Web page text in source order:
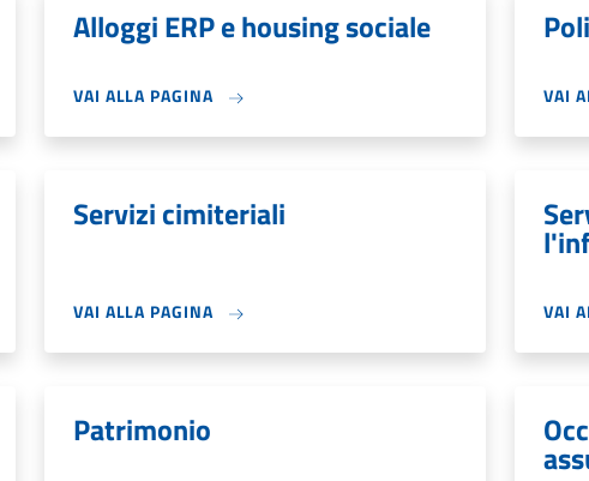
Alloggi ERP e housing sociale
VAI ALLA PAGINA VAI
Servizi cimiteriali
VAI ALLA PAGINA VAI
Patrimonio